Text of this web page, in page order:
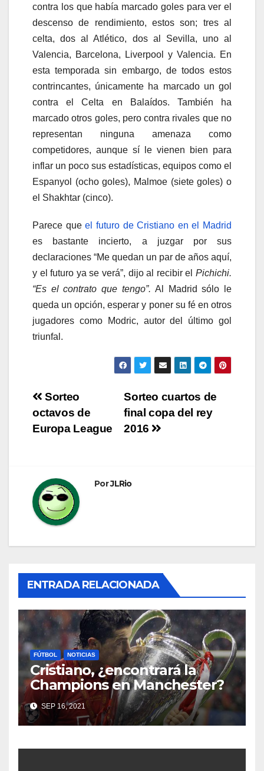
contra los que había marcado goles para ver el
descenso de rendimiento, estos son; tres al
celta, dos al Atlético, dos al Sevilla, uno al
Valencia, Barcelona, Liverpool y Valencia. En
esta temporada sin embargo, de todos estos
contrincantes, únicamente ha marcado un gol
contra el Celta en Balaídos. También ha
marcado otros goles, pero contra rivales que no
representan ninguna amenaza como
competidores, aunque sí le vienen bien para
inflar un poco sus estadísticas, equipos como el
Espanyol (ocho goles), Malmoe (siete goles) o
el Shakhtar (cinco).
Parece queel futuro de Cristiano en el Madrid
es bastante incierto, a juzgar por sus
declaraciones “Me quedan un par de años aquí,
y el futuro ya se verá”, dijo al recibir el Pichichi.
“Es el contrato que tengo”.Al Madrid sólo le
queda un opción, esperar y poner su fé en otros
jugadores como Modric, autor del último gol
triunfal.
Navegación
de
Sorteo cuartos de
final copa del rey
2016
Sorteo
octavos de
Europa League
PorJLRio
ENTRADA RELACIONADA
FÚTBOL NOTICIAS
Cristiano, ¿encontrará la
Champions en Manchester?
SEP 16, 2021